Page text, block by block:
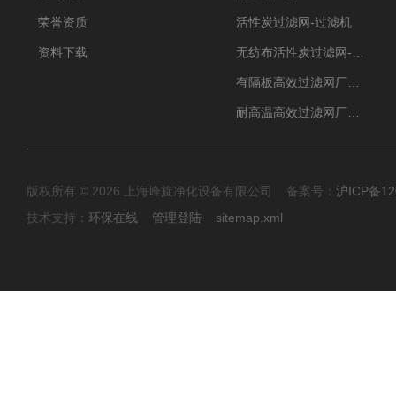
荣誉资质
资料下载
活性炭过滤网-过滤机
版权所有 © 2026 上海峰旋净化设备有限公司 备案号： 沪ICP备
技术支持： 环保在线 管理登陆 sitemap.xml